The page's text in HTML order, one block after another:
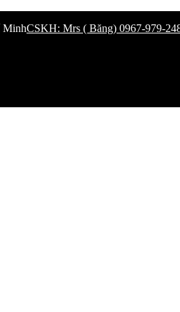
MinhCSKH: Mrs ( Băng) 0967-979-